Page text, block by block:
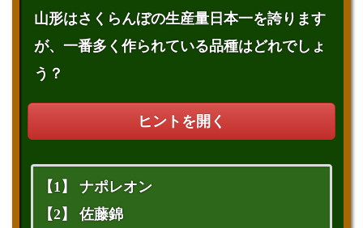
山形はさくらんぼの生産量日本一を誇ります
が、一番多く作られている品種はどれでしょ
う？
ヒントを開く
【1】 ナポレオン
【2】 佐藤錦